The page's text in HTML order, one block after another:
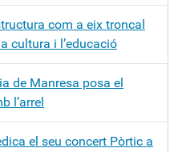
com a eix troncal
cultura i l’educació
de Manresa posa el
l’arrel
el seu concert Pòrtic a